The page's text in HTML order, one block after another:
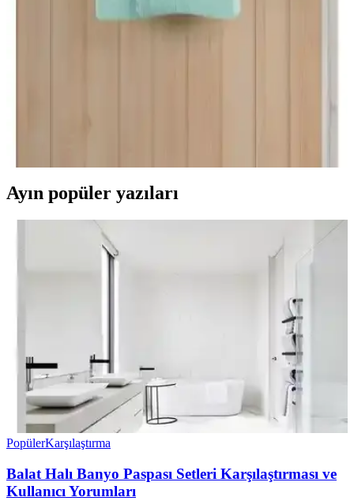
hızlı kuruma ve estetik ekru rengiyle günlük kullanımda konfor
sağlar, dayanıklı ve şık tasarımıyla öne çıkar.
Ayın popüler yazıları
PopülerKarşılaştırma
Balat Halı Banyo Paspası Setleri Karşılaştırması ve
Kullanıcı Yorumları